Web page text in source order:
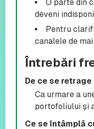
O parte din
deveni
Pentru
canalele de mai
Întrebări
De ce se
Ca urmare a
portofoliului și
Ce se întâmplă